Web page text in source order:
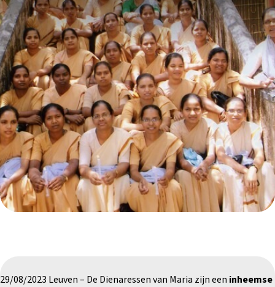
29/08/2023 Leuven – De Dienaressen van Maria zijn een inheemse